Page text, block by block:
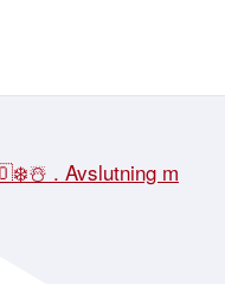
. Avslutning m